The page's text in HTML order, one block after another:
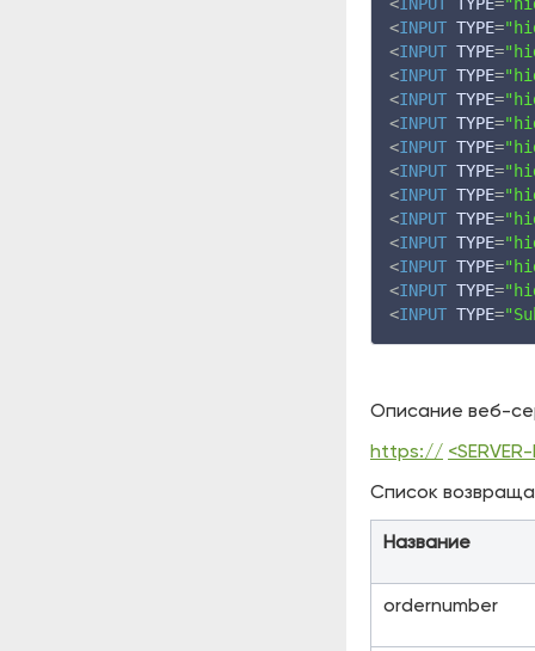
<INPUT TYPE=
<INPUT TYPE=
<INPUT TYPE=
<INPUT TYPE=
<INPUT TYPE=
<INPUT TYPE=
<INPUT TYPE=
<INPUT TYPE=
<INPUT TYPE=
<INPUT TYPE=
<INPUT TYPE=
<INPUT TYPE=
<INPUT TYPE=
Описание веб-
https://
Список
Название
ordernumber